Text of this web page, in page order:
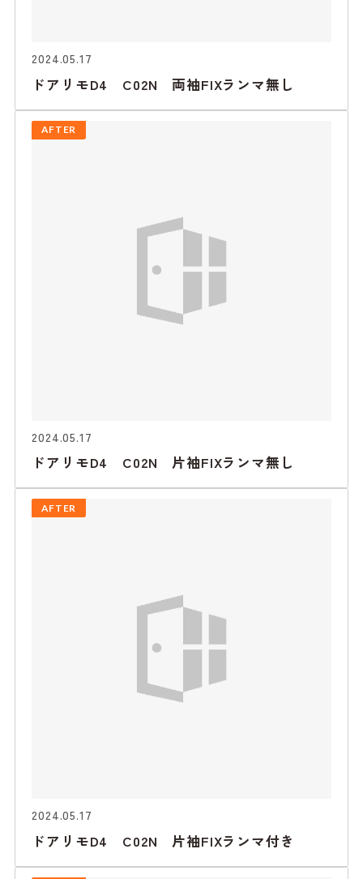
2024.05.17
ドアリモD4 C02N 両袖FIXランマ無し
AFTER
2024.05.17
ドアリモD4 C02N 片袖FIXランマ無し
AFTER
2024.05.17
ドアリモD4 C02N 片袖FIXランマ付き